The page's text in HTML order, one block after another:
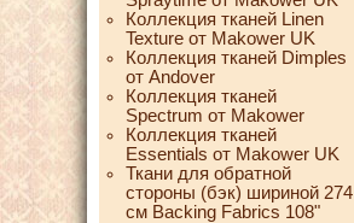
Коллекция тканей Linen
Texture от Makower UK
Коллекция тканей Dimples
от Andover
Коллекция тканей
Spectrum от Makower
Коллекция тканей
Essentials от Makower UK
Ткани для обратной
стороны (бэк) шириной 274
см Backing Fabrics 108"